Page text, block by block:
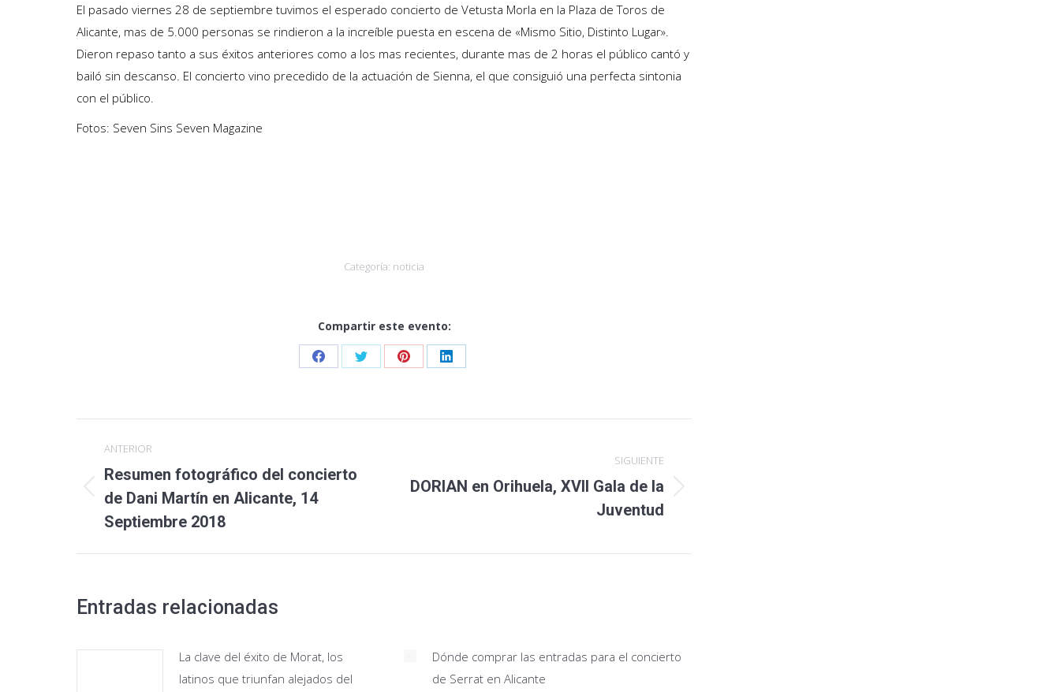
El pasado viernes 28 de septiembre tuvimos el esperado concierto de Vetusta Morla en la Plaza de Toros de
Alicante, mas de 5.000 personas se rindieron a la increíble puesta en escena de «Mismo Sitio, Distinto Lugar».
Dieron repaso tanto a sus éxitos anteriores como a los mas recientes, durante mas de 2 horas el público cantó y
bailó sin descanso. El concierto vino precedido de la actuación de Sienna, el que consiguió una perfecta sintonia
con el público.
Fotos: Seven Sins Seven Magazine
Categoría: noticia
Compartir este evento:
Share
Facebook
Share
Twitter
Share
Pinterest
Share
LinkedIn
entre
publicaciones
ANTERIOR
Publicación
anterior:
Resumen fotográfico del concierto
de Dani Martín en Alicante, 14
Septiembre 2018
SIGUIENTE
Publicación
DORIAN en Orihuela, XVII Gala de la
Juventud
Entradas relacionadas
La clave del éxito de Morat, los
latinos que triunfan alejados del
Dónde comprar las entradas para el concierto
de Serrat en Alicante